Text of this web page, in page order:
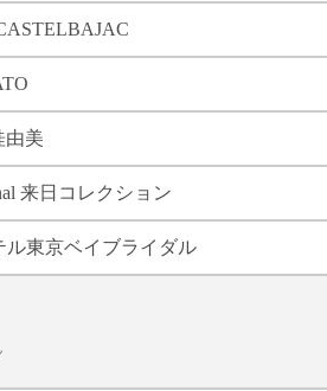
由美
来日コレクション
ル東京ベイブライダル